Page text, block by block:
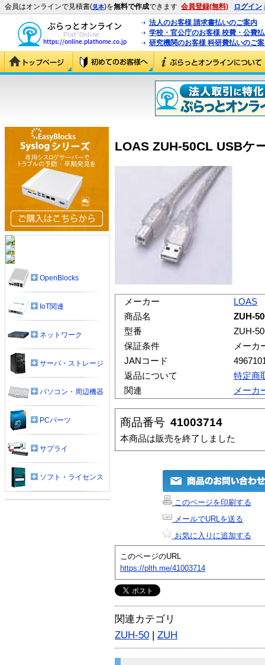
会員はオンラインで見積書(見本)を無料で作成できます 会員登録(無料) ログイン
法人のお客様 請求書払いのご案内
学校・官公庁のお客様 校費・公費
研究機関のお客様 科研費払いのご
LOAS ZUH-50CL USBケ
メーカー
LOAS
商品名
ZUH-
型番
ZUH-
保証条件
メーカ
JANコード
返品について
特定商
関連
メーカ
商品番号 41003714
本商品は販売を終了しました
このページを印刷する
メールでURLを送る
お気に入りに追加する
このページのURL
https://plth.me/41003714
関連カテゴリ
ZUH-50 | ZUH
OpenBlocks
IoT関連
ネットワーク
サーバ・ストレージ
パソコン・周辺機器
PCパーツ
サプライ
ソフト・ライセンス